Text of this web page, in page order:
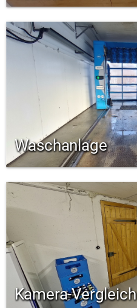
Waschanlage
Kamera-Vergleich